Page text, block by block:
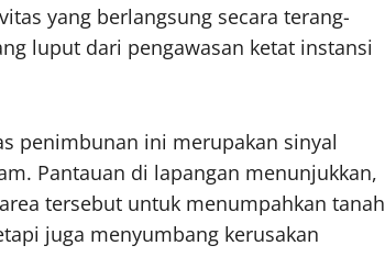
yang berlangsung secara terang-
luput dari pengawasan ketat instansi
penimbunan ini merupakan sinyal
Pantauan di lapangan menunjukkan,
tersebut untuk menumpahkan tanah
juga menyumbang kerusakan